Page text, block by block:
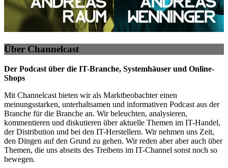
Über Channelcast
Der Podcast über die IT-Branche, Systemhäuser und Online-
Shops
Mit Channelcast bieten wir als Marktbeobachter einen
meinungsstarken, unterhaltsamen und informativen Podcast aus der
Branche für die Branche an. Wir beleuchten, analysieren,
kommentieren und diskutieren über aktuelle Themen im IT-Handel,
der Distribution und bei den IT-Herstellern. Wir nehmen uns Zeit,
den Dingen auf den Grund zu gehen. Wir reden aber aber auch über
Themen, die uns abseits des Treibens im IT-Channel sonst noch so
bewegen.